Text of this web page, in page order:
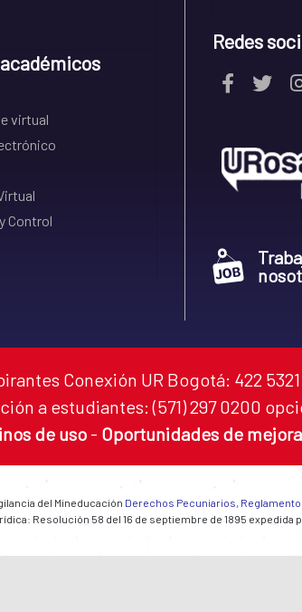
virtual
Control
Redes
Conexión UR Bogotá: 422
a estudiantes: (571) 297 0200
de uso - Oportunidades de mejora
del Mineducación Derechos Pecuniarios,
Resolución 58 del 16 de septiembre de 1895 expedida